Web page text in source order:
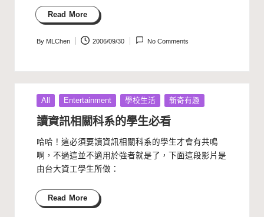
Read More
Posted
By MLChen 2006/09/30 No Comments
Posted
in
All Entertainment 學校生活 新奇有趣
讀資訊相關科系的學生必看
哈哈！這必須要讀資訊相關科系的學生才會有共鳴
啊，不過這並不適用於強者就是了，下面這段影片是
由台大資工學生所做：
Read More